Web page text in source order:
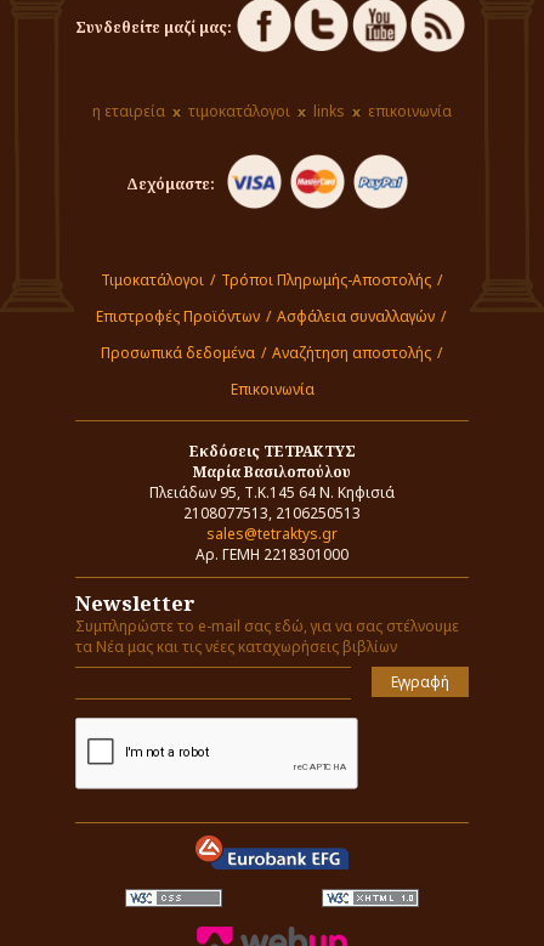
Συνδεθείτε μαζί μας:
η εταιρεία τιμοκατάλογοι links επικοινωνία
Δεχόμαστε:
Τιμοκατάλογοι / Τρόποι Πληρωμής-Αποστολής /
Επιστροφές Προϊόντων / Ασφάλεια συναλλαγών /
Προσωπικά δεδομένα / Αναζήτηση αποστολής /
Επικοινωνία
Εκδόσεις ΤΕΤΡΑΚΤΥΣ
Μαρία Βασιλοπούλου
Πλειάδων 95, Τ.Κ.145 64 Ν. Κηφισιά
2108077513, 2106250513
sales@tetraktys.gr
Αρ. ΓΕΜΗ 2218301000
Newsletter
Συμπληρώστε το e-mail σας εδώ, για να σας στέλνουμε
τα Νέα μας και τις νέες καταχωρήσεις βιβλίων